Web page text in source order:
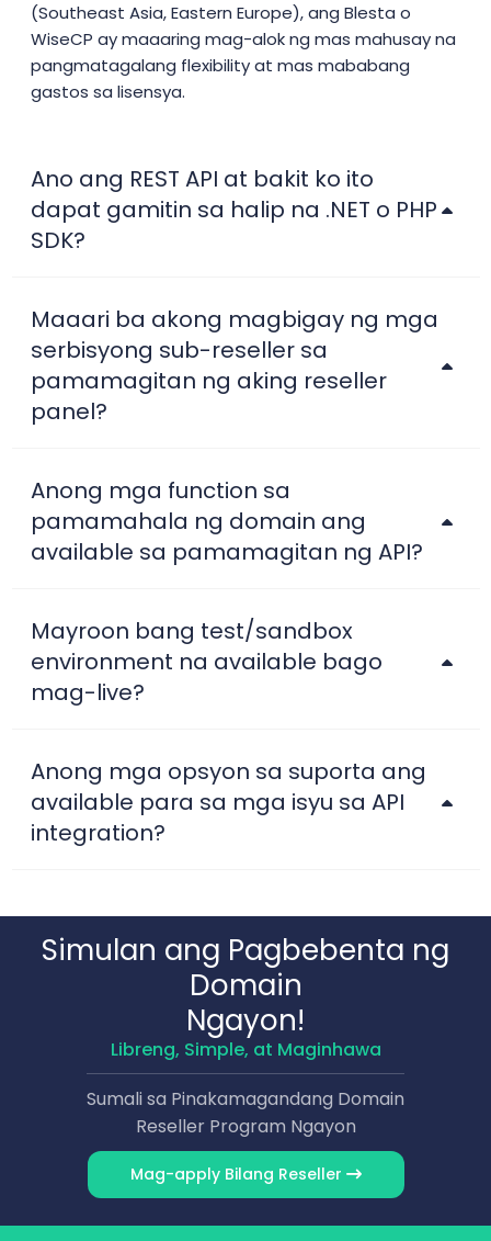
(Southeast Asia, Eastern Europe), ang Blesta o
WiseCP ay maaaring mag-alok ng mas mahusay na
pangmatagalang flexibility at mas mababang
gastos sa lisensya.
Ano ang REST API at bakit ko ito
dapat gamitin sa halip na .NET o PHP
SDK?
Maaari ba akong magbigay ng mga
serbisyong sub-reseller sa
pamamagitan ng aking reseller
panel?
Anong mga function sa
pamamahala ng domain ang
available sa pamamagitan ng API?
Mayroon bang test/sandbox
environment na available bago
mag-live?
Anong mga opsyon sa suporta ang
available para sa mga isyu sa API
integration?
Simulan ang Pagbebenta ng
Domain
Ngayon!
Libreng, Simple, at Maginhawa
Sumali sa Pinakamagandang Domain
Reseller Program Ngayon
Mag-apply Bilang Reseller